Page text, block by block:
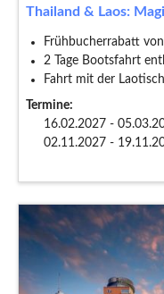
Thailand & Laos:
Frühbucherrabatt
2 Tage Bootsfahrt
Fahrt mit der
Termine:
16.02.2027 -
02.11.2027 -